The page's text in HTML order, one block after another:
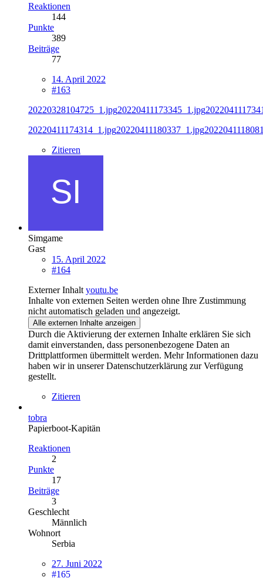
Reaktionen
144
Punkte
389
Beiträge
77
14. April 2022
#163
20220328104725_1.jpg20220411173345_1.jpg
20220411174314_1.jpg20220411180337_1.jpg
Zitieren
Simgame
Gast
15. April 2022
#164
Externer Inhalt youtu.be
Inhalte von externen Seiten werden ohne Ihre Zustimmung
nicht automatisch geladen und angezeigt.
Alle externen Inhalte anzeigen
Durch die Aktivierung der externen Inhalte erklären Sie sich
damit einverstanden, dass personenbezogene Daten an
Drittplattformen übermittelt werden. Mehr Informationen dazu
haben wir in unserer Datenschutzerklärung zur Verfügung
gestellt.
Zitieren
tobra
Papierboot-Kapitän
Reaktionen
2
Punkte
17
Beiträge
3
Geschlecht
Männlich
Wohnort
Serbia
27. Juni 2022
#165